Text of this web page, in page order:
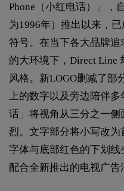
Phone（小红电话）」，
为1996年）推出以来，
符号。在当下各大品牌
的大环境下，Direct Line
风格。新LOGO删减了部
上的数字以及旁边陪伴
话」将视角从三分之一
烈。文字部分将小写改为
字体与底部红色的下划
配合全新推出的电视广告